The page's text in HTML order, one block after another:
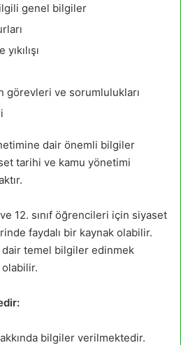
genel bilgiler
görevleri ve sorumlulukları
dair önemli bilgiler
tarihi ve kamu yönetimi
ve 12. sınıf öğrencileri için siyaset
faydalı bir kaynak olabilir.
temel bilgiler edinmek
bilgiler verilmektedir.